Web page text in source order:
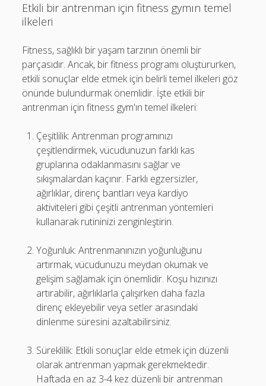
Etkili bir antrenman için fitness gymın temel
ilkeleri
Fitness, sağlıklı bir yaşam tarzının önemli bir
parçasıdır. Ancak, bir fitness programı oluştururken,
etkili sonuçlar elde etmek için belirli temel ilkeleri göz
önünde bulundurmak önemlidir. İşte etkili bir
antrenman için fitness gym'ın temel ilkeleri:
Çeşitlilik: Antrenman programınızı
çeşitlendirmek, vücudunuzun farklı kas
gruplarına odaklanmasını sağlar ve
sıkışmalardan kaçınır. Farklı egzersizler,
ağırlıklar, direnç bantları veya kardiyo
aktiviteleri gibi çeşitli antrenman yöntemleri
kullanarak rutininizi zenginleştirin.
Yoğunluk: Antrenmanınızın yoğunluğunu
artırmak, vücudunuzu meydan okumak ve
gelişim sağlamak için önemlidir. Koşu hızınızı
artırabilir, ağırlıklarla çalışırken daha fazla
direnç ekleyebilir veya setler arasındaki
dinlenme süresini azaltabilirsiniz.
Süreklilik: Etkili sonuçlar elde etmek için düzenli
olarak antrenman yapmak gerekmektedir.
Haftada en az 3-4 kez düzenli bir antrenman